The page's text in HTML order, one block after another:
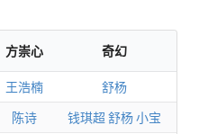
方崇心 奇幻
王浩楠
舒杨
陈诗 钱琪超 舒杨小宝